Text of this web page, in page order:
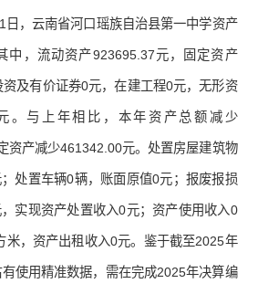
日，云南省河口瑶族自治县第一中学资产
中，流动资产923695.37元，固定资产
及有价证券0元，在建工程0元，无形资
。与上年相比，本年资产总额减少
资产减少461342.00元。处置房屋建筑物
处置车辆0辆，账面原值0元；报废报损
实现资产处置收入0元；资产使用收入0
米，资产出租收入0元。鉴于截至2025年
使用精准数据，需在完成2025年决算编